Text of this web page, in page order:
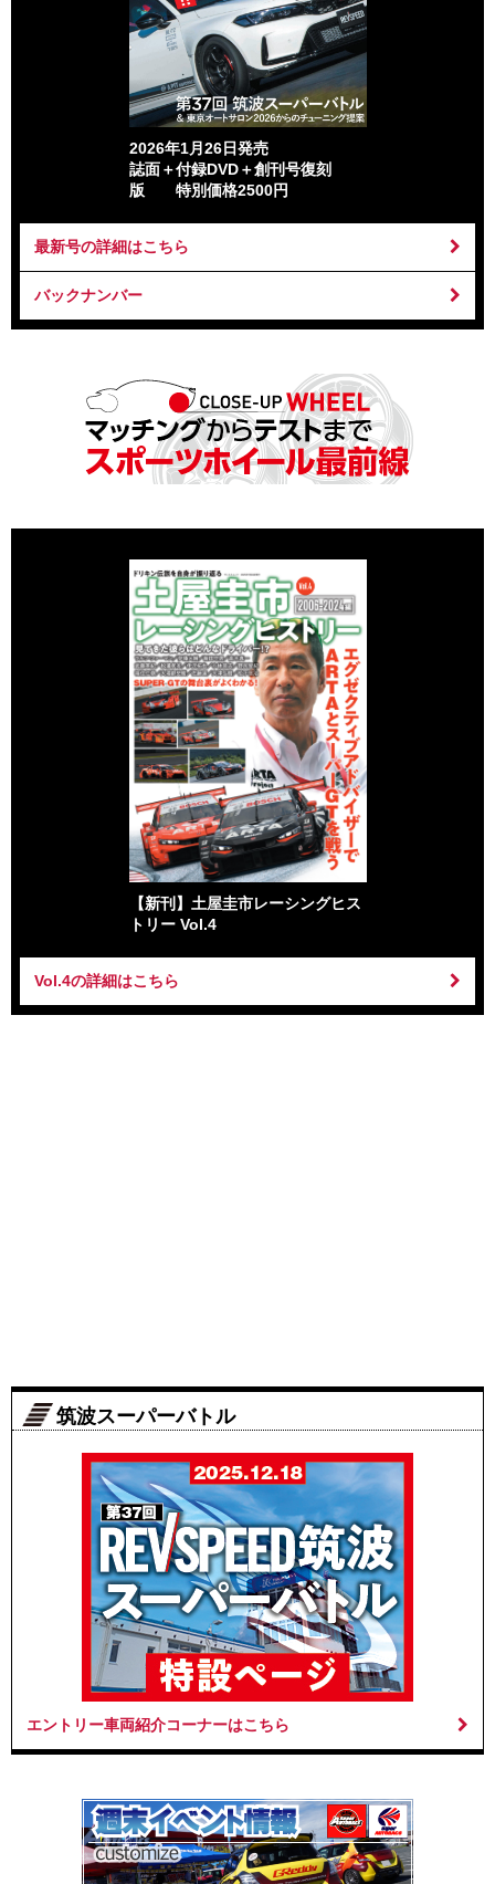
2026年1月26日発売
誌面＋付録DVD＋創刊号復刻
版 特別価格2500円
最新号の詳細はこちら
バックナンバー
【新刊】土屋圭市レーシングヒス
トリー Vol.4
Vol.4の詳細はこちら
筑波スーパーバトル
エントリー車両紹介コーナーはこちら